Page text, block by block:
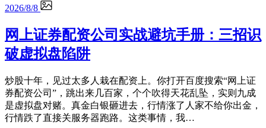
2026/8/8
网上证券配资公司实战避坑手册：三招识
破虚拟盘陷阱
炒股十年，见过太多人栽在配资上。你打开百度搜索“网上证
券配资公司”，跳出来几百家，个个吹得天花乱坠，实则九成
是虚拟盘对赌。真金白银砸进去，行情涨了人家不给你出金，
行情跌了直接关服务器跑路。这类事情，我…